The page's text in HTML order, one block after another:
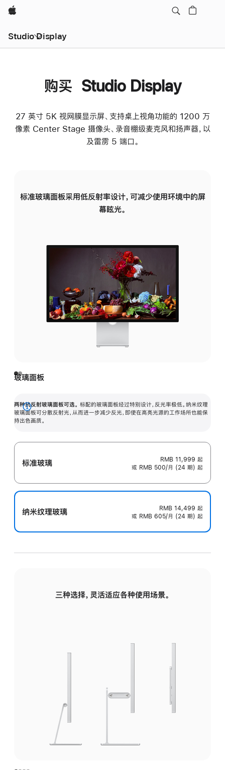
Apple
Studio Display
购买 Studio Display
27 英寸 5K 视网膜显示屏、支持桌上视角功能的 1200 万
像素 Center Stage 摄像头、录音棚级麦克风和扬声器，以
及雷雳 5 端口。
标准玻璃面板采用低反射率设计，可减少使用环境中的屏
幕眩光。
玻璃面板
两种抗反射玻璃面板可选。 标配的玻璃面板经过特别设计，反光率极低。纳米纹理
玻璃面板可分散反射光，从而进一步减少反光，即使在高亮光源的工作场所也能保
持出色画质。
展
开
标准玻璃 RMB 11,999 起
或 RMB 500/月 (24 期) 起
纳米纹理玻璃 RMB 14,499 起
或 RMB 605/月 (24 期) 起
三种选择，灵活适应各种使用场景。